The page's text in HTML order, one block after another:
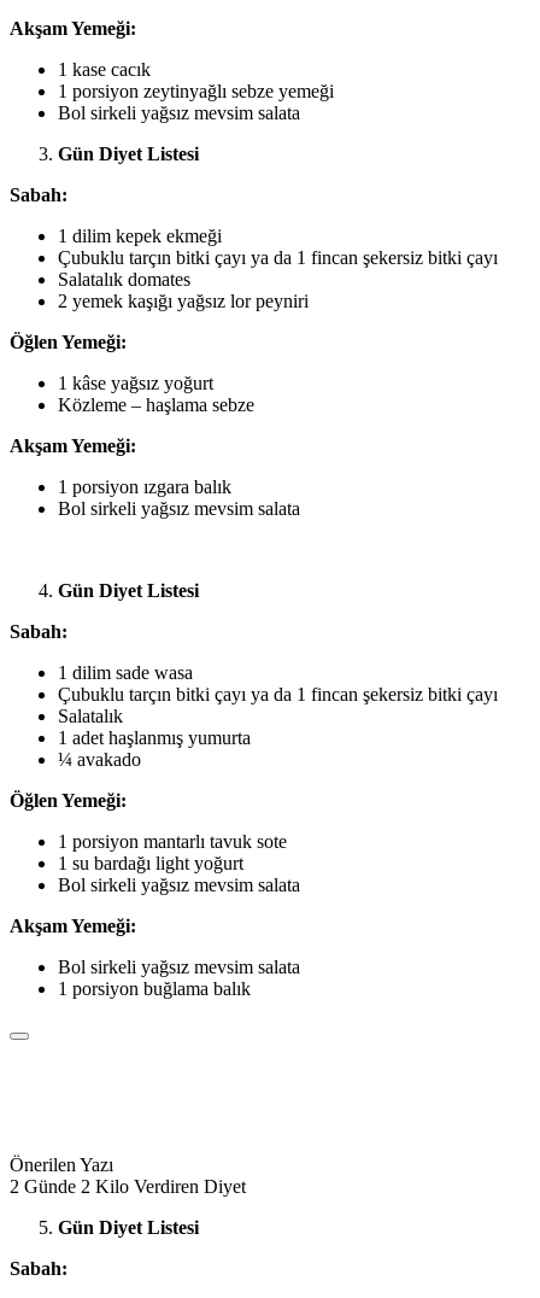
Akşam Yemeği:
1 kase cacık
1 porsiyon zeytinyağlı sebze yemeği
Bol sirkeli yağsız mevsim salata
Gün Diyet Listesi
Sabah:
1 dilim kepek ekmeği
Çubuklu tarçın bitki çayı ya da 1 fincan şekersiz bitki çayı
Salatalık domates
2 yemek kaşığı yağsız lor peyniri
Öğlen Yemeği:
1 kâse yağsız yoğurt
Közleme – haşlama sebze
Akşam Yemeği:
1 porsiyon ızgara balık
Bol sirkeli yağsız mevsim salata
Gün Diyet Listesi
Sabah:
1 dilim sade wasa
Çubuklu tarçın bitki çayı ya da 1 fincan şekersiz bitki çayı
Salatalık
1 adet haşlanmış yumurta
¼ avakado
Öğlen Yemeği:
1 porsiyon mantarlı tavuk sote
1 su bardağı light yoğurt
Bol sirkeli yağsız mevsim salata
Akşam Yemeği:
Bol sirkeli yağsız mevsim salata
1 porsiyon buğlama balık
Önerilen Yazı
2 Günde 2 Kilo Verdiren Diyet
Gün Diyet Listesi
Sabah: